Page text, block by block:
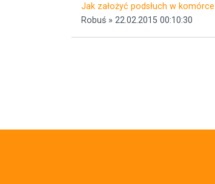
Jak założyć podsłuch w
Robuś » 22.02.2015 00:10:30